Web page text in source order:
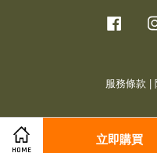
HOME
立即購買
服務條款